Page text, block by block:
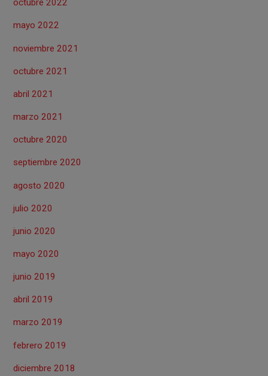
octubre 2022
mayo 2022
noviembre 2021
octubre 2021
abril 2021
marzo 2021
octubre 2020
septiembre 2020
agosto 2020
julio 2020
junio 2020
mayo 2020
junio 2019
abril 2019
marzo 2019
febrero 2019
diciembre 2018